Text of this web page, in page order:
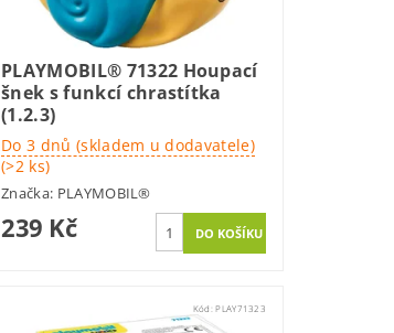
PLAYMOBIL® 71322 Houpací
šnek s funkcí chrastítka
(1.2.3)
Do 3 dnů (skladem u dodavatele)
(>2 ks)
Značka: PLAYMOBIL®
239 Kč
Kód:PLAY71323